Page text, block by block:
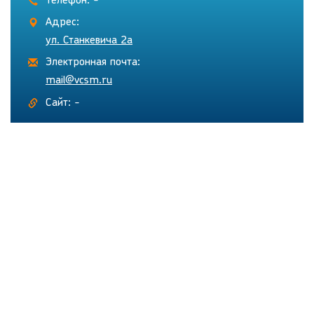
Адрес:
ул. Станкевича 2а
Электронная почта:
mail@vcsm.ru
Сайт: -